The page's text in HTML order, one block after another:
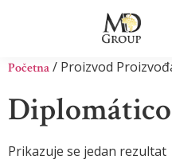
Početna/ Proizvod
Prikazuje se jedan rezultat